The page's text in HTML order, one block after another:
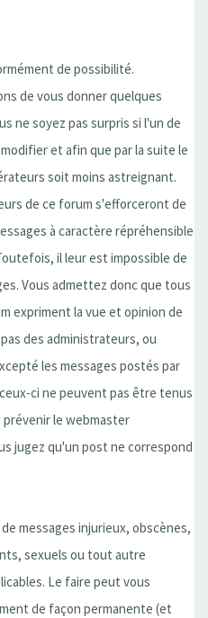
de possibilité.
de vous donner quelques
ne soyez pas surpris si l'un de
et afin que par la suite le
soit moins astreignant.
de ce forum s'efforceront de
à caractère répréhensible
il leur est impossible de
Vous admettez donc que tous
expriment la vue et opinion de
des administrateurs, ou
les messages postés par
ci ne peuvent pas être tenus
prévenir le webmaster
jugez qu'un post ne correspond
messages injurieux, obscènes,
sexuels ou tout autre
Le faire peut vous
de façon permanente (et